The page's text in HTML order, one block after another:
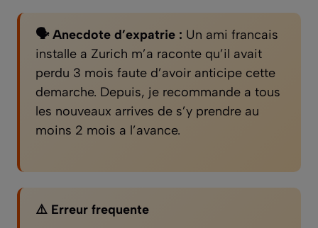
🗣️ Anecdote d’expatrie : Un ami francais
installe a Zurich m’a raconte qu’il avait
perdu 3 mois faute d’avoir anticipe cette
demarche. Depuis, je recommande a tous
les nouveaux arrives de s’y prendre au
moins 2 mois a l’avance.
⚠️ Erreur frequente